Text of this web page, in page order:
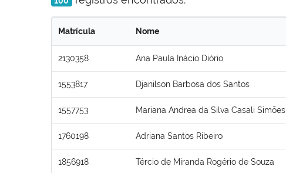
Matrícula Nome
2130358 Ana Paula Inácio Diório
1553817 Djanilson Barbosa dos Santos
1557753 Mariana Andrea da Silva Casali Simões
1760198 Adriana Santos Ribeiro
1856918 Tércio de Miranda Rogério de Souza